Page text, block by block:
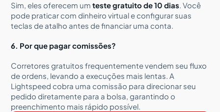
Sim, eles oferecem umteste gratuito de 10 dias. Você
pode praticar com dinheiro virtual e configurar suas
teclas de atalho antes de financiar uma conta.
6. Por que pagar comissões?
Corretores gratuitos frequentemente vendem seu fluxo
de ordens, levando a execuções mais lentas. A
Lightspeed cobra uma comissão para direcionar seu
pedido diretamente para a bolsa, garantindo o
preenchimento mais rápido possível.